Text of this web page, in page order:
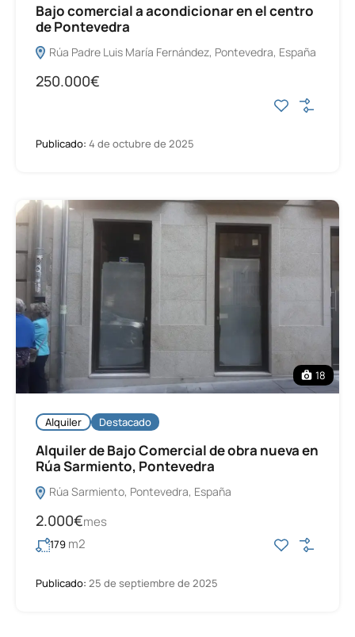
Bajo comercial a acondicionar en el centro
de Pontevedra
Rúa Padre Luis María Fernández, Pontevedra, España
250.000€
Publicado: 4 de octubre de 2025
18
Alquiler Destacado
Alquiler de Bajo Comercial de obra nueva en
Rúa Sarmiento, Pontevedra
Rúa Sarmiento, Pontevedra, España
2.000€mes
179 m2
Publicado: 25 de septiembre de 2025